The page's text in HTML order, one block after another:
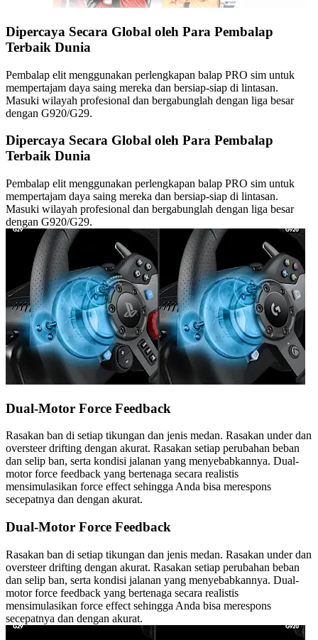
Dipercaya Secara Global oleh Para Pembalap
Terbaik Dunia
Pembalap elit menggunakan perlengkapan balap PRO sim untuk
mempertajam daya saing mereka dan bersiap-siap di lintasan.
Masuki wilayah profesional dan bergabunglah dengan liga besar
dengan G920/G29.
Dipercaya Secara Global oleh Para Pembalap
Terbaik Dunia
Pembalap elit menggunakan perlengkapan balap PRO sim untuk
mempertajam daya saing mereka dan bersiap-siap di lintasan.
Masuki wilayah profesional dan bergabunglah dengan liga besar
dengan G920/G29.
Dual-Motor Force Feedback
Rasakan ban di setiap tikungan dan jenis medan. Rasakan under dan
oversteer drifting dengan akurat. Rasakan setiap perubahan beban
dan selip ban, serta kondisi jalanan yang menyebabkannya. Dual-
motor force feedback yang bertenaga secara realistis
mensimulasikan force effect sehingga Anda bisa merespons
secepatnya dan dengan akurat.
Dual-Motor Force Feedback
Rasakan ban di setiap tikungan dan jenis medan. Rasakan under dan
oversteer drifting dengan akurat. Rasakan setiap perubahan beban
dan selip ban, serta kondisi jalanan yang menyebabkannya. Dual-
motor force feedback yang bertenaga secara realistis
mensimulasikan force effect sehingga Anda bisa merespons
secepatnya dan dengan akurat.